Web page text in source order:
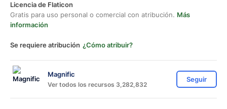
Licencia de Flaticon
Gratis para uso personal o comercial con atribución. Más
información
Se requiere atribución ¿Cómo atribuir?
Magnific
Ver todos los recursos 3,282,832
Seguir